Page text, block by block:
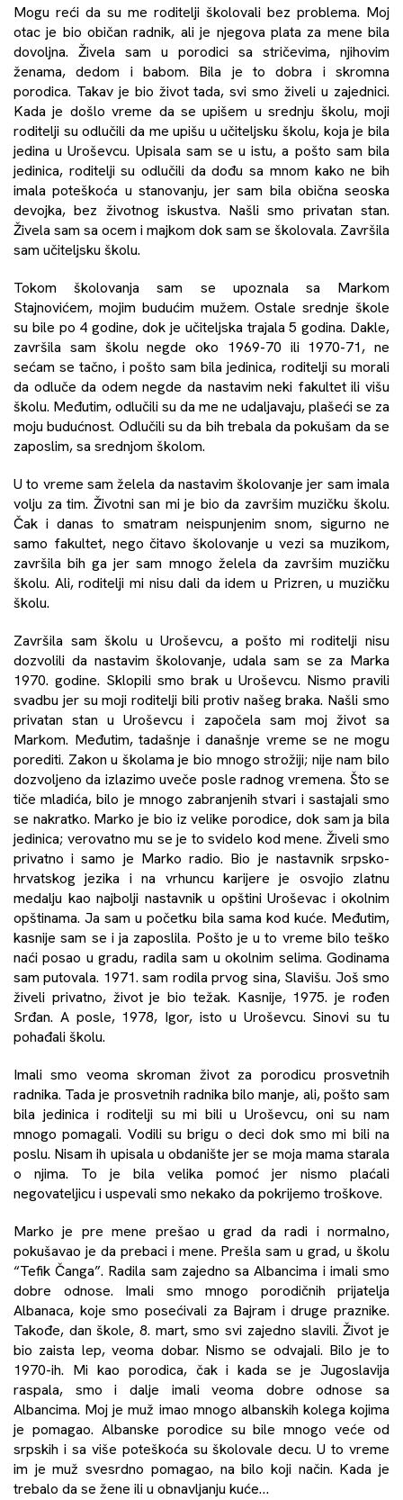
Mogu reći da su me roditelji školovali bez problema. Moj
otac je bio običan radnik, ali je njegova plata za mene bila
dovoljna. Živela sam u porodici sa stričevima, njihovim
ženama, dedom i babom. Bila je to dobra i skromna
porodica. Takav je bio život tada, svi smo živeli u zajednici.
Kada je došlo vreme da se upišem u srednju školu, moji
roditelji su odlučili da me upišu u učiteljsku školu, koja je bila
jedina u Uroševcu. Upisala sam se u istu, a pošto sam bila
jedinica, roditelji su odlučili da dođu sa mnom kako ne bih
imala poteškoća u stanovanju, jer sam bila obična seoska
devojka, bez životnog iskustva. Našli smo privatan stan.
Živela sam sa ocem i majkom dok sam se školovala. Završila
sam učiteljsku školu.
Tokom školovanja sam se upoznala sa Markom
Stajnovićem, mojim budućim mužem. Ostale srednje škole
su bile po 4 godine, dok je učiteljska trajala 5 godina. Dakle,
završila sam školu negde oko 1969-70 ili 1970-71, ne
sećam se tačno, i pošto sam bila jedinica, roditelji su morali
da odluče da odem negde da nastavim neki fakultet ili višu
školu. Međutim, odlučili su da me ne udaljavaju, plašeći se za
moju budućnost. Odlučili su da bih trebala da pokušam da se
zaposlim, sa srednjom školom.
U to vreme sam želela da nastavim školovanje jer sam imala
volju za tim. Životni san mi je bio da završim muzičku školu.
Čak i danas to smatram neispunjenim snom, sigurno ne
samo fakultet, nego čitavo školovanje u vezi sa muzikom,
završila bih ga jer sam mnogo želela da završim muzičku
školu. Ali, roditelji mi nisu dali da idem u Prizren, u muzičku
školu.
Završila sam školu u Uroševcu, a pošto mi roditelji nisu
dozvolili da nastavim školovanje, udala sam se za Marka
1970. godine. Sklopili smo brak u Uroševcu. Nismo pravili
svadbu jer su moji roditelji bili protiv našeg braka. Našli smo
privatan stan u Uroševcu i započela sam moj život sa
Markom. Međutim, tadašnje i današnje vreme se ne mogu
porediti. Zakon u školama je bio mnogo strožiji; nije nam bilo
dozvoljeno da izlazimo uveče posle radnog vremena. Što se
tiče mladića, bilo je mnogo zabranjenih stvari i sastajali smo
se nakratko. Marko je bio iz velike porodice, dok sam ja bila
jedinica; verovatno mu se je to svidelo kod mene. Živeli smo
privatno i samo je Marko radio. Bio je nastavnik srpsko-
hrvatskog jezika i na vrhuncu karijere je osvojio zlatnu
medalju kao najbolji nastavnik u opštini Uroševac i okolnim
opštinama. Ja sam u početku bila sama kod kuće. Međutim,
kasnije sam se i ja zaposlila. Pošto je u to vreme bilo teško
naći posao u gradu, radila sam u okolnim selima. Godinama
sam putovala. 1971. sam rodila prvog sina, Slavišu. Još smo
živeli privatno, život je bio težak. Kasnije, 1975. je rođen
Srđan. A posle, 1978, Igor, isto u Uroševcu. Sinovi su tu
pohađali školu.
Imali smo veoma skroman život za porodicu prosvetnih
radnika. Tada je prosvetnih radnika bilo manje, ali, pošto sam
bila jedinica i roditelji su mi bili u Uroševcu, oni su nam
mnogo pomagali. Vodili su brigu o deci dok smo mi bili na
poslu. Nisam ih upisala u obdanište jer se moja mama starala
o njima. To je bila velika pomoć jer nismo plaćali
negovateljicu i uspevali smo nekako da pokrijemo troškove.
Marko je pre mene prešao u grad da radi i normalno,
pokušavao je da prebaci i mene. Prešla sam u grad, u školu
“Tefik Čanga”. Radila sam zajedno sa Albancima i imali smo
dobre odnose. Imali smo mnogo porodičnih prijatelja
Albanaca, koje smo posećivali za Bajram i druge praznike.
Takođe, dan škole, 8. mart, smo svi zajedno slavili. Život je
bio zaista lep, veoma dobar. Nismo se odvajali. Bilo je to
1970-ih. Mi kao porodica, čak i kada se je Jugoslavija
raspala, smo i dalje imali veoma dobre odnose sa
Albancima. Moj je muž imao mnogo albanskih kolega kojima
je pomagao. Albanske porodice su bile mnogo veće od
srpskih i sa više poteškoća su školovale decu. U to vreme
im je muž svesrdno pomagao, na bilo koji način. Kada je
trebalo da se žene ili u obnavljanju kuće…